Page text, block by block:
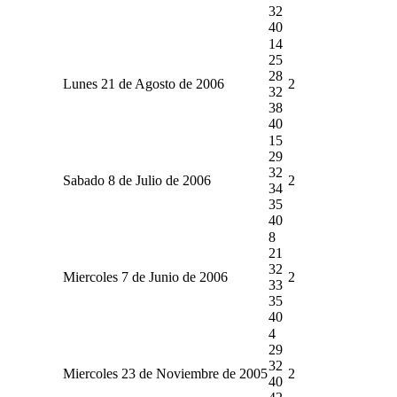
32
40
Lunes 21 de Agosto de 2006
14
25
28
32
38
40
2
Sabado 8 de Julio de 2006
15
29
32
34
35
40
2
Miercoles 7 de Junio de 2006
8
21
32
33
35
40
2
Miercoles 23 de Noviembre de 2005
4
29
32
40
2